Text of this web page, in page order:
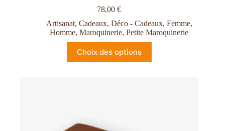
78,00€
Artisanat, Cadeaux, Déco - Cadeaux, Femme,
Homme,Maroquinerie,Petite Maroquinerie
Choix des options